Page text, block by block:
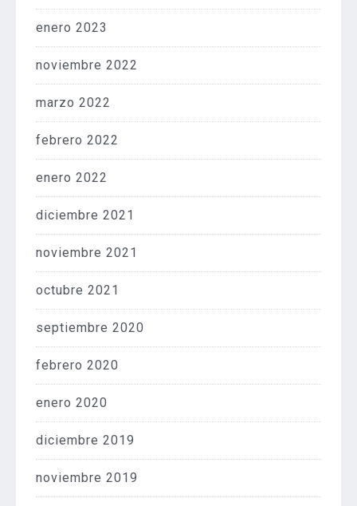
enero 2023
noviembre 2022
marzo 2022
febrero 2022
enero 2022
diciembre 2021
noviembre 2021
octubre 2021
septiembre 2020
febrero 2020
enero 2020
diciembre 2019
noviembre 2019